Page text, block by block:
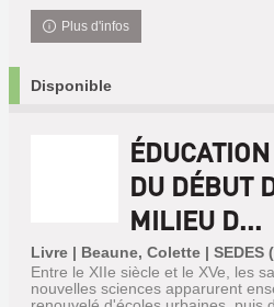
Plus d'infos
Disponible
DU DÉBUT
MILIEU D...
Livre | Beaune, Colette |
Entre le XIIe siècle et le XVe, les
nouvelles sciences apparurent